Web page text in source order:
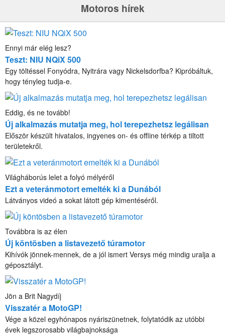
Motoros hírek
Ennyi már elég lesz?
Teszt: NIU NQiX 500
Egy töltéssel Fonyódra, Nyitrára vagy Nickelsdorfba? Kipróbáltuk,
hogy tényleg tudja-e.
Eddig, és ne tovább!
Új alkalmazás mutatja meg, hol terepezhetsz legálisan
Először készült hivatalos, ingyenes on- és offline térkép a tiltott
területekről.
Világháborús lelet a folyó mélyéről
Ezt a veteránmotort emelték ki a Dunából
Látványos videó a sokat látott gép kimentéséről.
Továbbra is az élen
Új köntösben a listavezető túramotor
Kihívók jönnek-mennek, de a jól ismert Versys még mindig uralja a
géposztályt.
Jön a Brit Nagydíj
Visszatér a MotoGP!
Vége a közel egyhónapos nyáriszünetnek, folytatódik az utóbbi
évek legszorosabb világbajnoksága